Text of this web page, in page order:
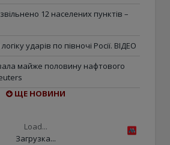
12 населених пунктів –
ударів по півночі Росії. ВІДЕО
майже половину нафтового
ЩЕ НОВИНИ
Load...
Загрузка...